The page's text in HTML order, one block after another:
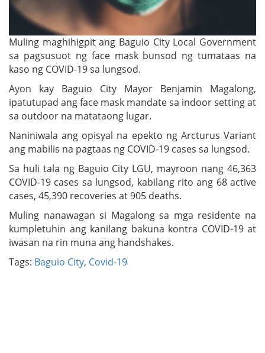
Muling maghihigpit ang Baguio City Local Government
sa pagsusuot ng face mask bunsod ng tumataas na
kaso ng COVID-19 sa lungsod.
Ayon kay Baguio City Mayor Benjamin Magalong,
ipatutupad ang face mask mandate sa indoor setting at
sa outdoor na matataong lugar.
Naniniwala ang opisyal na epekto ng Arcturus Variant
ang mabilis na pagtaas ng COVID-19 cases sa lungsod.
Sa huli tala ng Baguio City LGU, mayroon nang 46,363
COVID-19 cases sa lungsod, kabilang rito ang 68 active
cases, 45,390 recoveries at 905 deaths.
Muling nanawagan si Magalong sa mga residente na
kumpletuhin ang kanilang bakuna kontra COVID-19 at
iwasan na rin muna ang handshakes.
Tags: Baguio City, Covid-19